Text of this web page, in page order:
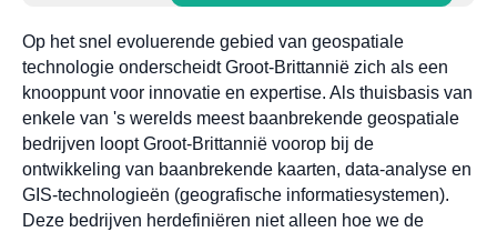
Op het snel evoluerende gebied van geospatiale
technologie onderscheidt Groot-Brittannië zich als een
knooppunt voor innovatie en expertise. Als thuisbasis van
enkele van 's werelds meest baanbrekende geospatiale
bedrijven loopt Groot-Brittannië voorop bij de
ontwikkeling van baanbrekende kaarten, data-analyse en
GIS-technologieën (geografische informatiesystemen).
Deze bedrijven herdefiniëren niet alleen hoe we de